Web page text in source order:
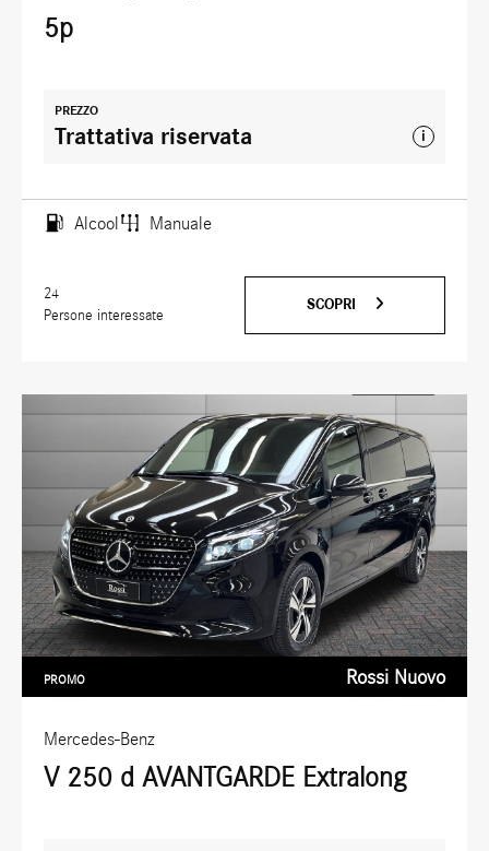
5p
PREZZO
Trattativa riservata i
Alcool Manuale
24
Persone interessate
SCOPRI
Mercedes-Benz
V 250 d AVANTGARDE Extralong
PROMO Rossi Nuovo